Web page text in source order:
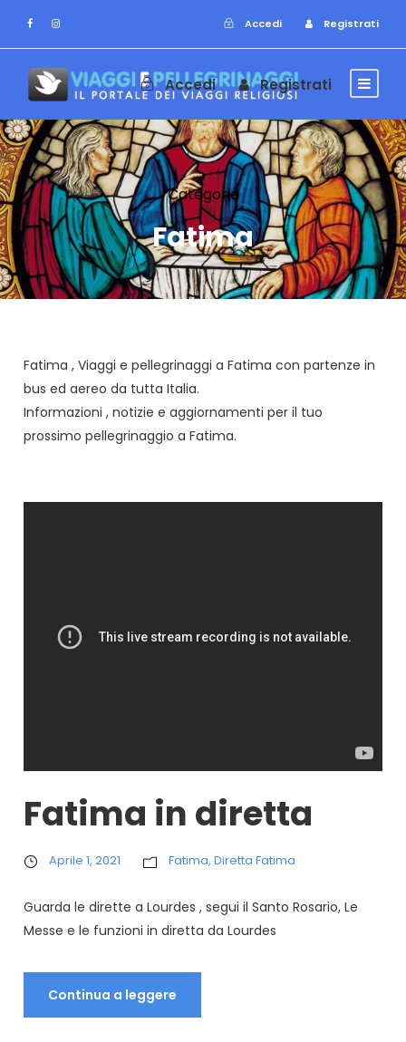
Accedi Registrati
Accedi Registrati
Categoria
Fatima
Fatima , Viaggi e pellegrinaggi a Fatima con partenze in
bus ed aereo da tutta Italia.
Informazioni , notizie e aggiornamenti per il tuo
prossimo pellegrinaggio a Fatima.
Fatima in diretta
Aprile 1, 2021 Fatima, Diretta Fatima
Guarda le dirette a Lourdes , segui il Santo Rosario, Le
Messe e le funzioni in diretta da Lourdes
Continua a leggere